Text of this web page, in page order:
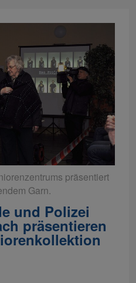
präsentiert
Garn.
und Polizei
präsentieren